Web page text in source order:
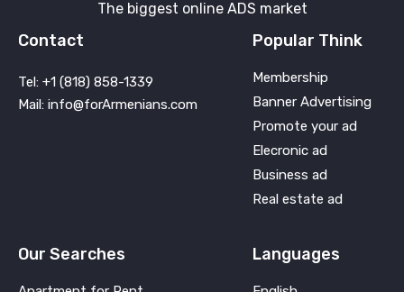
The biggest online ADS market
Contact
Tel: +1 (818) 858-1339
Mail: info@forArmenians.com
Popular Think
Membership
Banner Advertising
Promote your ad
Elecronic ad
Business ad
Real estate ad
Our Searches Languages